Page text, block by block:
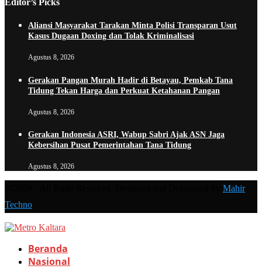
Aliansi Masyarakat Tarakan Minta Polisi Transparan Usut
Kasus Dugaan Doxing dan Tolak Kriminalisasi
Agustus 8, 2026
Gerakan Pangan Murah Hadir di Betayau, Pemkab Tana
Tidung Tekan Harga dan Perkuat Ketahanan Pangan
Agustus 8, 2026
Gerakan Indonesia ASRI, Wabup Sabri Ajak ASN Jaga
Kebersihan Pusat Pemerintahan Tana Tidung
Agustus 8, 2026
Mahir
Techno
Beranda
Nasional